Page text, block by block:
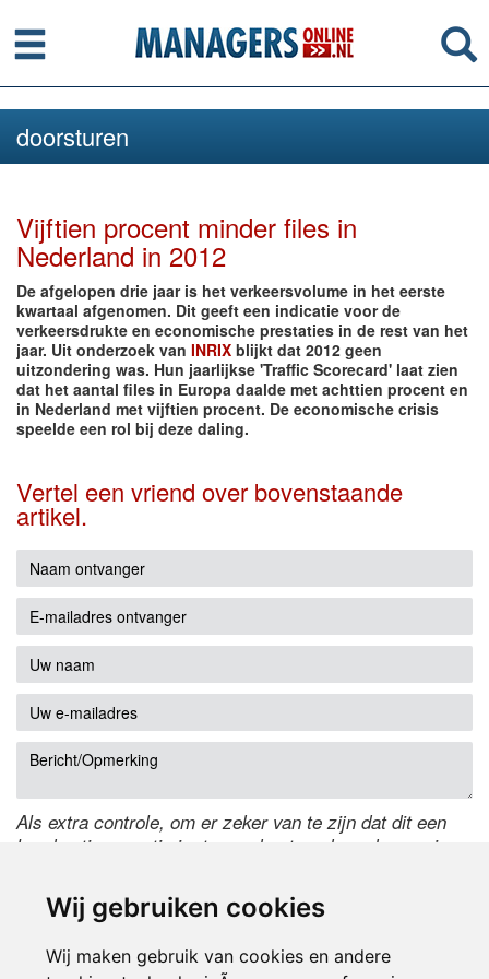
Wij gebruiken cookies
Wij maken gebruik van cookies en andere
Menu
doorsturen
Vijftien procent minder files in
Nederland in 2012
De afgelopen drie jaar is het verkeersvolume in het eerste
kwartaal afgenomen. Dit geeft een indicatie voor de
verkeersdrukte en economische prestaties in de rest van het
jaar. Uit onderzoek van INRIX blijkt dat 2012 geen
uitzondering was. Hun jaarlijkse 'Traffic Scorecard' laat zien
dat het aantal files in Europa daalde met achttien procent en
in Nederland met vijftien procent. De economische crisis
speelde een rol bij deze daling.
Vertel een vriend over bovenstaande
artikel.
Als extra controle, om er zeker van te zijn dat dit een
handmatige reactie is, typ onderstaande code over in
de code te wijzigen.